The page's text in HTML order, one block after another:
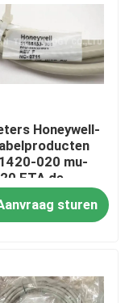
Honeywell-
020 mu-
FTA de
sturen